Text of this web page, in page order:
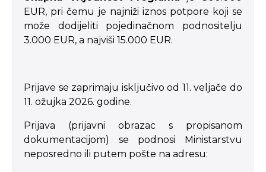
EUR, pri čemu je najniži iznos potpore koji se
može dodijeliti pojedinačnom podnositelju
3.000 EUR, a najviši 15.000 EUR.
Prijave se zaprimaju isključivo od 11. veljače do
11. ožujka 2026. godine.
Prijava (prijavni obrazac s propisanom
dokumentacijom) se podnosi Ministarstvu
neposredno ili putem pošte na adresu: